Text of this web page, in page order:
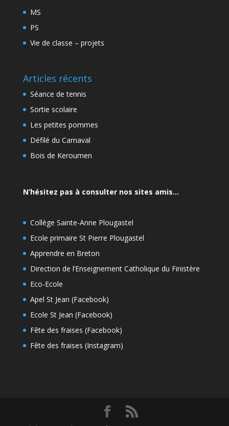
MS
PS
Vie de classe – projets
Articles récents
Séance de tennis
Sortie scolaire
Les petites pommes
Défilé du Carnaval
Bois de Keroumen
N’hésitez pas à consulter nos sites amis…
Collège Sainte-Anne Plougastel
Ecole primaire St Pierre Plougastel
Apprendre en Breton
Direction de l’Enseignement Catholique du Finistère
Eco-Ecole
Apel St Jean (Facebook)
Ecole St Jean (Facebook)
Fête des fraises (Facebook)
Fête des fraises (Instagram)